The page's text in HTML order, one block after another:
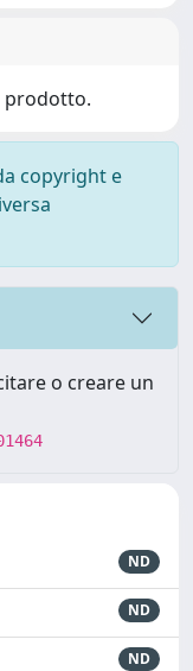
prodotto.
copyright e
o creare un
ND
ND
ND